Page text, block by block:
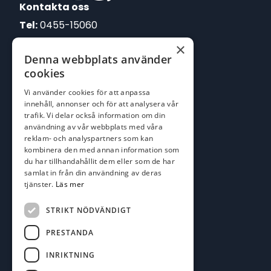
Kontakta oss
Tel:0455-15060
E-post:
johan@batofiske.se
kim@batofiske.se
Adress
Karlskrona Båt & Fiske AB
Lallerstedts gata 4
371 54 Karlskrona
Följ oss
Facebook
×
Denna webbplats använder
cookies
Vi använder cookies för att anpassa
innehåll, annonser och för att analysera vår
trafik. Vi delar också information om din
användning av vår webbplats med våra
reklam- och analyspartners som kan
kombinera den med annan information som
du har tillhandahållit dem eller som de har
samlat in från din användning av deras
tjänster. Läs mer
STRIKT NÖDVÄNDIGT
PRESTANDA
INRIKTNING